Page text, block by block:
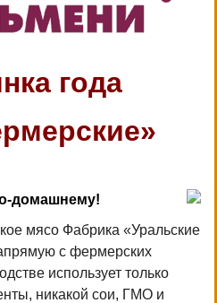
года
домашнему!
мясо Фабрика «Уральские
с фермерских
использует только
никакой сои, ГМО и